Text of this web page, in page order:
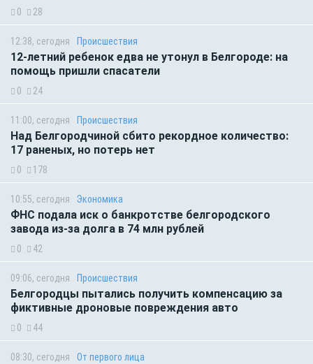
0 28
12:38, сегодня Происшествия
12-летний ребенок едва не утонул в Белгороде: на
помощь пришли спасатели
0 24
11:00, сегодня Происшествия
Над Белгородчиной сбито рекордное количество:
17 раненых, но потерь нет
0 178
10:55, сегодня Экономика
ФНС подала иск о банкротстве белгородского
завода из-за долга в 74 млн рублей
0 42
09:06, сегодня Происшествия
Белгородцы пытались получить компенсацию за
фиктивные дроновые повреждения авто
0 44
08:30, сегодня От первого лица